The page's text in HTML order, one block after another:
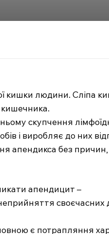
кишки людини. Сліпа
кишечника.
скупчення
і виробляє до них
апендикса без
апендицит –
своєчасних
є потрапляння